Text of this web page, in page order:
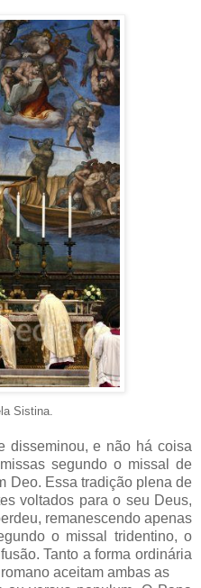
Sistina.
disseminou, e não há coisa
segundo o missal de
Deo. Essa tradição plena de
voltados para o seu Deus,
remanescendo apenas
o missal tridentino, o
Tanto a forma ordinária
aceitam ambas as